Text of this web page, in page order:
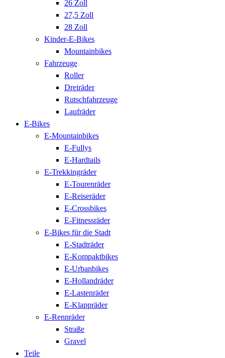
26 Zoll
27,5 Zoll
28 Zoll
Kinder-E-Bikes
Mountainbikes
Fahrzeuge
Roller
Dreiräder
Rutschfahrzeuge
Laufräder
E-Bikes
E-Mountainbikes
E-Fullys
E-Hardtails
E-Trekkingräder
E-Tourenräder
E-Reiseräder
E-Crossbikes
E-Fitnessräder
E-Bikes für die Stadt
E-Stadträder
E-Kompaktbikes
E-Urbanbikes
E-Hollandräder
E-Lastenräder
E-Klappräder
E-Rennräder
Straße
Gravel
Teile